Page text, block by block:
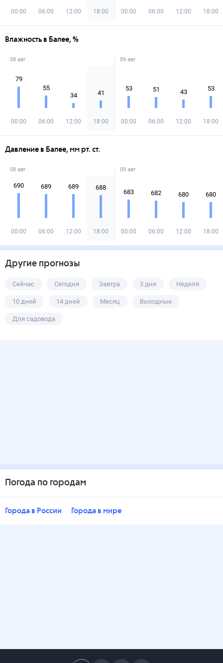
00:00 06:00 12:00 18:00 00:00 06:00 12:00 18:00
Влажность в Балее, %
08 авг
79
00:00
55
06:00
34
12:00
41
18:00
09 авг
53
00:00
51
06:00
43
12:00
53
18:00
Давление в Балее, мм рт. ст.
08 авг
690
00:00
689
06:00
689
12:00
688
18:00
09 авг
683
00:00
682
06:00
680
12:00
680
18:00
Другие прогнозы
Сейчас Сегодня Завтра 3 дня Неделя
10 дней 14 дней Месяц Выходные
Для садовода
Погода по городам
Города в России Города в мире